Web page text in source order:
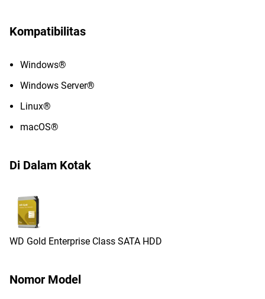
Kompatibilitas
Windows®
Windows Server®
Linux®
macOS®
Di Dalam Kotak
WD Gold Enterprise Class SATA HDD
Nomor Model